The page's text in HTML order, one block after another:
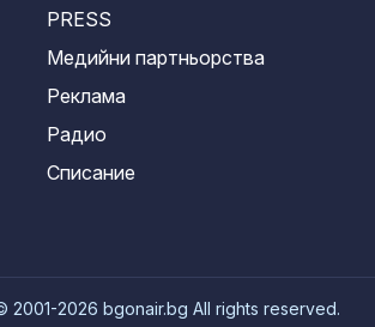
PRESS
Медийни партньорства
Реклама
Радио
Списание
2001-2026 bgonair.bg All rights reserved.